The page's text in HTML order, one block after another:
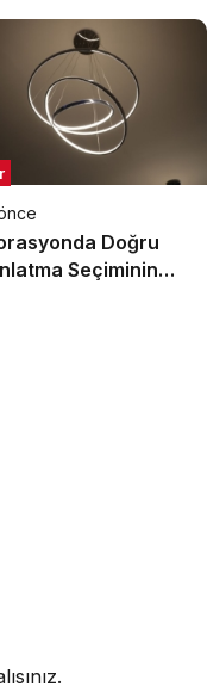
Doğru
Seçiminin
.